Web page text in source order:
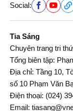
Social:
Tia Sáng
Chuyên trang tri
Tổng biên tập:
Địa chỉ: Tầng 10,
số 10 Phạm Văn
Điện thoại: (024)
Email: